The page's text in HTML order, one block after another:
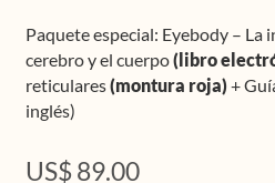
Paquete especial: Eyebody – La
cerebro y el cuerpo(libro
reticulares(montura roja)+
inglés)
US$89.00